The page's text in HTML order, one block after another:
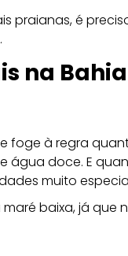
praianas, é
na Bahia
foge à regra
água doce. E
muito
baixa, já que